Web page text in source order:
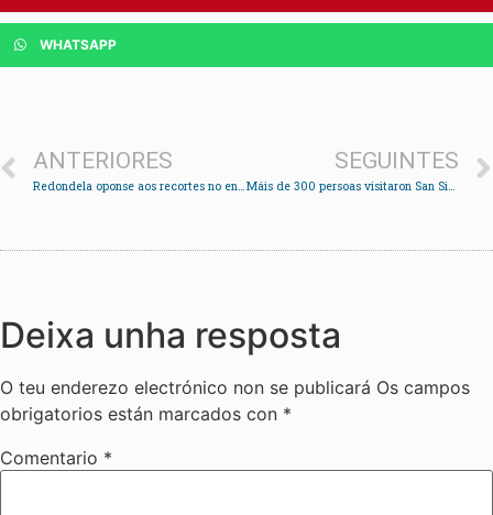
WHATSAPP
ANTERIORES
Redondela oponse aos recortes no ensino
SEGUINTES
Máis de 300 persoas visitaron San Simón na primeira fin de semana da ruta marítima
Deixa unha resposta
O teu enderezo electrónico non se publicará Os campos
obrigatorios están marcados con *
Comentario *